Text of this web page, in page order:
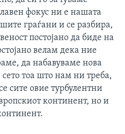
фокус ни е нашата
граѓани и се разбира,
постојано да биде на
велам дека ние
да набавуваме нова
тоа што нам ни треба,
сите овие турбулентни
континент, но и